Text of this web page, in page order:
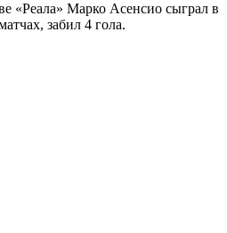
«Реала» Марко Асенсио сыграл в
забил 4 гола.